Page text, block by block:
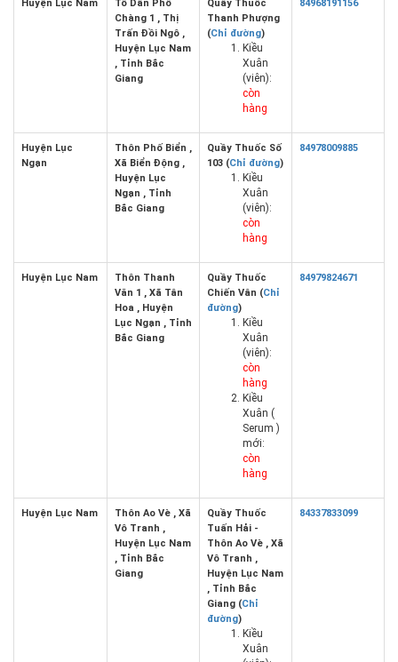
Huyện Lục Nam
Tổ Dân Phố
Chàng 1 , Thị
Trấn Đồi Ngô ,
Huyện Lục Nam
, Tỉnh Bắc
Giang
Quầy Thuốc
Thanh Phượng
(Chỉ đường)
Kiều
Xuân
(viên):
còn
hàng
84968191156
Huyện Lục
Ngạn
Thôn Phố Biển ,
Xã Biển Động ,
Huyện Lục
Ngạn , Tỉnh
Bắc Giang
Quầy Thuốc Số
103 (Chỉ đường)
Kiều
Xuân
(viên):
còn
hàng
84978009885
Huyện Lục Nam
Thôn Thanh
Văn 1 , Xã Tân
Hoa , Huyện
Lục Ngạn , Tỉnh
Bắc Giang
Quầy Thuốc
Chiến Vân (Chỉ
đường)
Kiều
Xuân
(viên):
còn
hàng
Kiều
Xuân (
Serum )
mới:
còn
hàng
84979824671
Huyện Lục Nam
Thôn Ao Vè , Xã
Vô Tranh ,
Huyện Lục Nam
, Tỉnh Bắc
Giang
Quầy Thuốc
Tuấn Hải -
Thôn Ao Vè , Xã
Vô Tranh ,
Huyện Lục Nam
, Tỉnh Bắc
Giang (Chỉ
đường)
Kiều
Xuân
84337833099